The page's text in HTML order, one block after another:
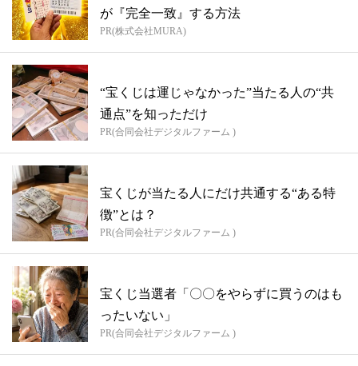
が『完全一致』する方法
PR(株式会社MURA)
“宝くじは運じゃなかった”当たる人の“共
通点”を知っただけ
PR(合同会社デジタルファーム )
宝くじが当たる人にだけ共通する“ある特
徴”とは？
PR(合同会社デジタルファーム )
宝くじ当選者「〇〇をやらずに買うのはも
ったいない」
PR(合同会社デジタルファーム )